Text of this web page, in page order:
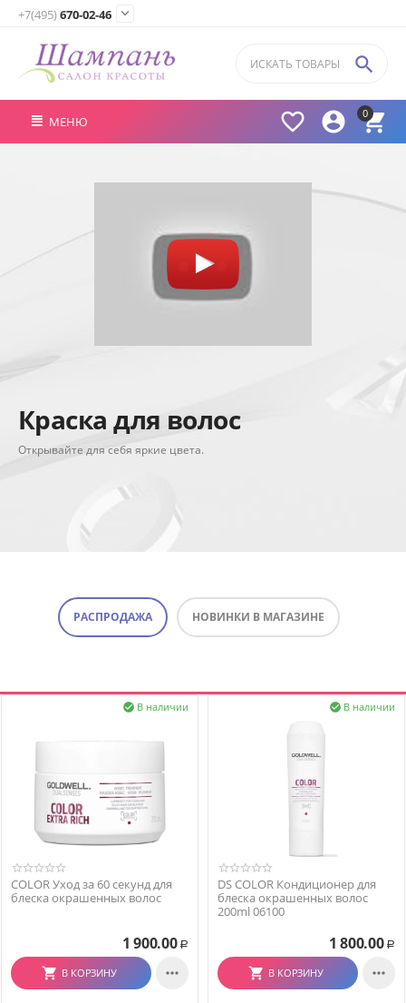
+7(495)670-02-46 
0




МЕНЮ
Краска для волос
Открывайте для себя яркие цвета.
РАСПРОДАЖА НОВИНКИ В МАГАЗИНЕ
В наличии

COLOR Уход за 60 секунд для
блеска окрашенных волос
1 900.00 Р
В КОРЗИНУ 
В наличии

DS COLOR Кондиционер для
блеска окрашенных волос
200ml 06100
1 800.00 Р
В КОРЗИНУ 